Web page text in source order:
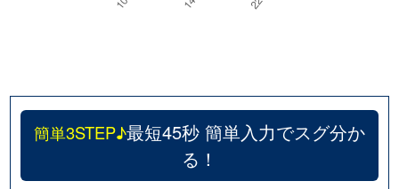
簡単3STEP♪最短45秒 簡単入力でスグ分か
る！